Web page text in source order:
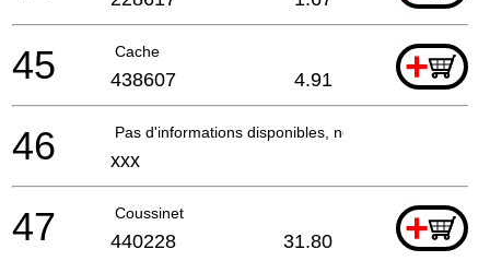
Cache +
45 438607 4.91
Pas d'informations disponibles, non commandable
46 xxx
Coussinet +
47 440228 31.80